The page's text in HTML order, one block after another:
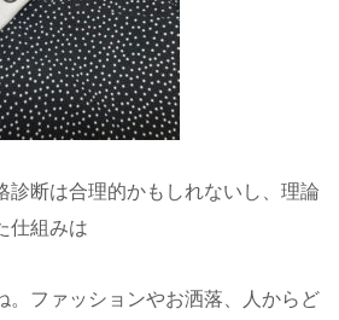
診断は合理的かもしれないし、理論
仕組みは
。ファッションやお洒落、人からど